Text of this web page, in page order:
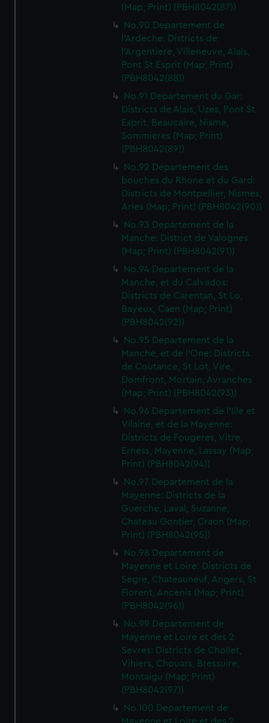
(Map; Print) (PBH8042(87))
No.90 Departement de
l'Ardeche: Districts de
l'Argentiere, Villeneuve, Alais,
Pont St Esprit (Map; Print)
(PBH8042(88))
No.91 Departement du Gar:
Districts de Alais, Uzes, Pont St
Esprit, Beaucaire, Nisme,
Sommieres (Map; Print)
(PBH8042(89))
No.92 Departement des
bouches du Rhone et du Gard:
Districts de Montpellier, Nismes,
Arles (Map; Print) (PBH8042(90))
No.93 Departement de la
Manche: District de Valognes
(Map; Print) (PBH8042(91))
No.94 Departement de la
Manche, et du Calvados:
Districts de Carentan, St Lo,
Bayeux, Caen (Map; Print)
(PBH8042(92))
No.95 Departement de la
Manche, et de l'One: Districts
de Coutance, St Lot, Vire,
Domfront, Mortain, Avranches
(Map; Print) (PBH8042(93))
No.96 Departement de l'Ille et
Vilaine, et de la Mayenne:
Districts de Fougeres, Vitre,
Erness, Mayenne, Lassay (Map;
Print) (PBH8042(94))
No.97 Departement de la
Mayenne: Districts de la
Guerche, Laval, Suzanne,
Chateau Gontier, Craon (Map;
Print) (PBH8042(95))
No.98 Departement de
Mayenne et Loire: Districts de
Segre, Chateauneuf, Angers, St
Florent, Ancenis (Map; Print)
(PBH8042(96))
No.99 Departement de
Mayenne et Loire et des 2
Sevres: Districts de Chollet,
Vihiers, Chouars, Bressuire,
Montaigu (Map; Print)
(PBH8042(97))
No.100 Departement de